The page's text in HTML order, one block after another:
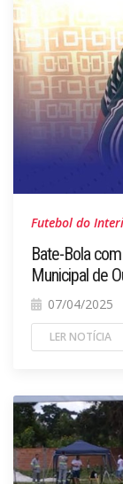
Futebol do
Bate-Bola
Municipal de
07/04/2025
LER NOTÍCIA